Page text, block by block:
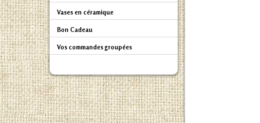
Vases en céramique
Bon Cadeau
Vos commandes groupées